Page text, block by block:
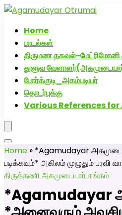
Home
பாடல்கள்
திருமண தகவல்-
துளுவ
போர்க்குடி_அகம்படியர்
தொடர்புக்கு
Various References
Home » *Agamudayar
படிக்கவும்* அகிலம் முழுதும் பரவி
திருத்தணி அகமுடையார் சங்கம்
*Agamudayar
அகமுடையார் திருமண